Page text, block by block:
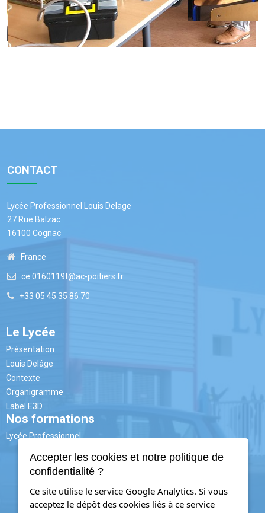
CONTACT
Lycée Professionnel Louis Delage
27 Rue Balzac
16100 Cognac
France
ce.0160119t@ac-poitiers.fr
+33 05 45 35 86 70
Le Lycée
Présentation
Louis Delâge
Contexte
Organigramme
Label E3D
Nos formations
Lycée Professionnel
CAP
CAP AAGA
CAP CIP
BAC PRO
PLP
Accepter les cookies et notre politique de
confidentialité ?
Ce site utilise le service Google Analytics. Si vous
acceptez le dépôt des cookies liés à ce service